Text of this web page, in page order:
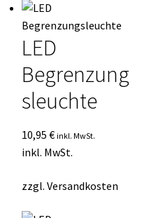
LED
Begrenzung
sleuchte
10,95€ inkl. MwSt.
inkl. MwSt.
zzgl.Versandkosten